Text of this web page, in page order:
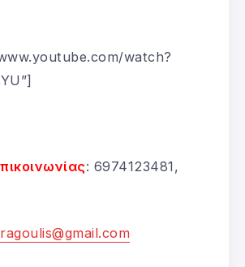
watch?
: 6974123481,